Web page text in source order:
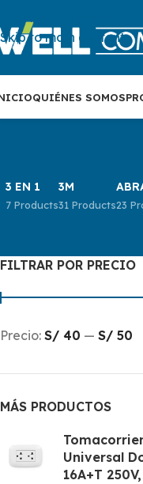
Skip to navigation
Skip to main content
QUIÉNES SOMOS
3 EN 1
7 Products
3M
31 Products23
FILTRAR POR PRECIO
Precio: S/ 40 — S/ 50
MÁS PRODUCTOS
Universal
16A+T